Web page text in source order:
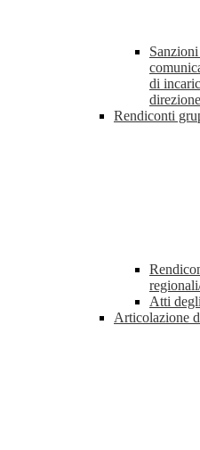
di
Rendiconti
Atti
Articolazione